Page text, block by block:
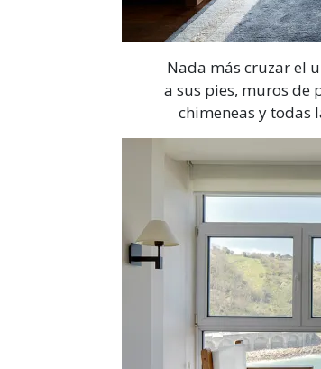
Nada más cruzar el
a sus pies, muros de
chimeneas y todas